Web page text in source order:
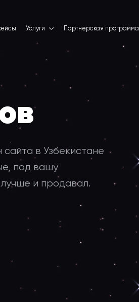
Услуги Партнерская программа
в Узбекистане
под вашу
и продавал.